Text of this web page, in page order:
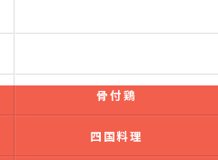
骨付鶏
四国料理